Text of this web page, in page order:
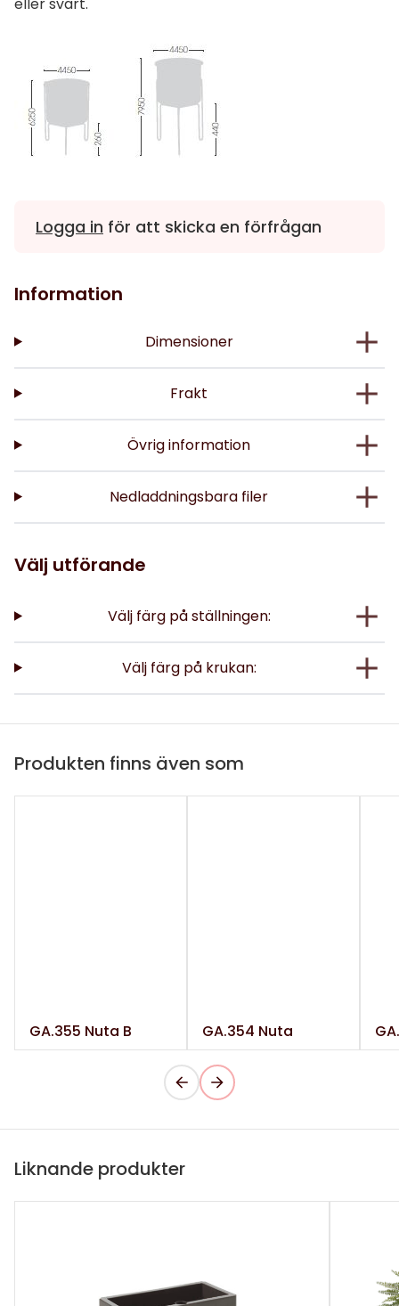
Logga in för att skicka en förfrågan
Information
Dimensioner
Frakt
Övrig information
Nedladdningsbara filer
Välj utförande
Välj färg på ställningen:
Välj färg på krukan:
Produkten finns även som
GA.355 Nuta B GA.354 Nuta
Liknande produkter